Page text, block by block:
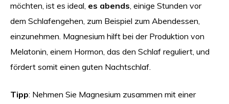
möchten, ist es ideal, es abends, einige Stunden vor
dem Schlafengehen, zum Beispiel zum Abendessen,
einzunehmen. Magnesium hilft bei der Produktion von
Melatonin, einem Hormon, das den Schlaf reguliert, und
fördert somit einen guten Nachtschlaf.
Tipp: Nehmen Sie Magnesium zusammen mit einer